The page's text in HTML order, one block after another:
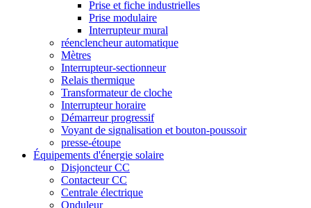
Prise et fiche industrielles
Prise modulaire
Interrupteur mural
réenclencheur automatique
Mètres
Interrupteur-sectionneur
Relais thermique
Transformateur de cloche
Interrupteur horaire
Démarreur progressif
Voyant de signalisation et bouton-poussoir
presse-étoupe
Équipements d'énergie solaire
Disjoncteur CC
Contacteur CC
Centrale électrique
Onduleur